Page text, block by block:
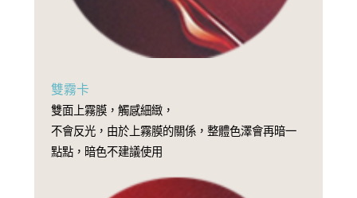
雙霧卡
雙面上霧膜，觸感細緻，
不會反光，由於上霧膜的關係，整體色澤會再暗一
點點，暗色不建議使用